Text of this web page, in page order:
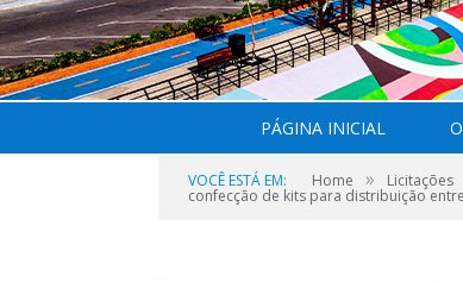
PÁGINA INICIAL
VOCÊ ESTÁ EM: Home » Licitações
confecção de kits para distribuição